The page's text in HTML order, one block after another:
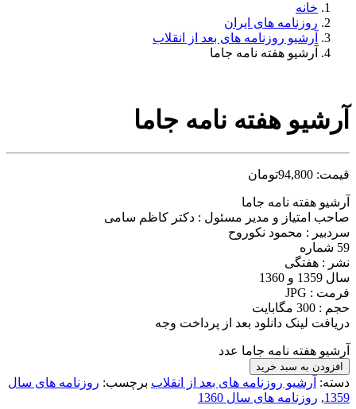
خانه
روزنامه های ایران
آرشیو روزنامه های بعد از انقلاب
آرشیو هفته نامه جاما
آرشیو هفته نامه جاما
قیمت: 94,800تومان
آرشیو هفته نامه جاما
صاحب امتیاز و مدیر مسئول : دکتر کاظم سامی
سردبیر : محمود نکوروح
59 شماره
نشر : هفتگی
سال 1359 و 1360
فرمت : JPG
حجم : 300 مگابایت
دریافت لینک دانلود بعد از پرداخت وجه
آرشیو هفته نامه جاما عدد
افزودن به سبد خرید
دسته: آرشیو روزنامه های بعد از انقلاب برچسب: روزنامه های سال
1359
, روزنامه های سال 1360